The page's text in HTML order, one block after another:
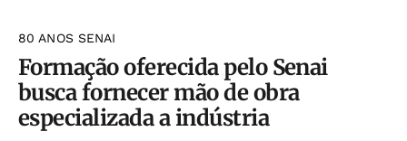
80 ANOS SENAI
Formação oferecida pelo Senai
busca fornecer mão de obra
especializada a indústria